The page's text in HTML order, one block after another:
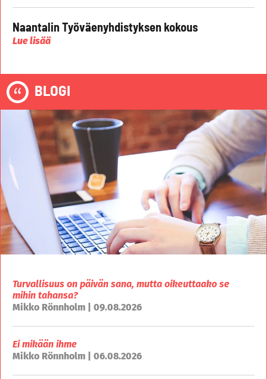
Naantalin Työväenyhdistyksen kokous
Lue lisää
BLOGI
Turvallisuus on päivän sana, mutta oikeuttaako se
mihin tahansa?
Mikko Rönnholm | 09.08.2026
Ei mikään ihme
Mikko Rönnholm | 06.08.2026